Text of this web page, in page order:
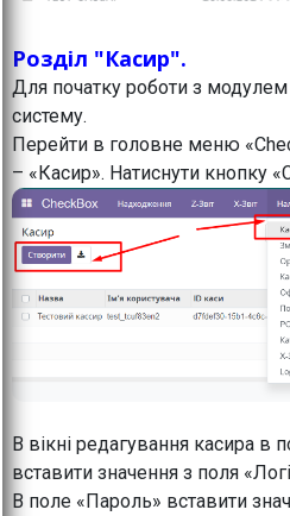
Розділ "Касир".
Для початку роботи з модулем
систему.
Перейти в головне меню
– «Касир». Натиснути кнопку
В вікні редагування касира в
вставити значення з поля
В поле «Пароль» вставити